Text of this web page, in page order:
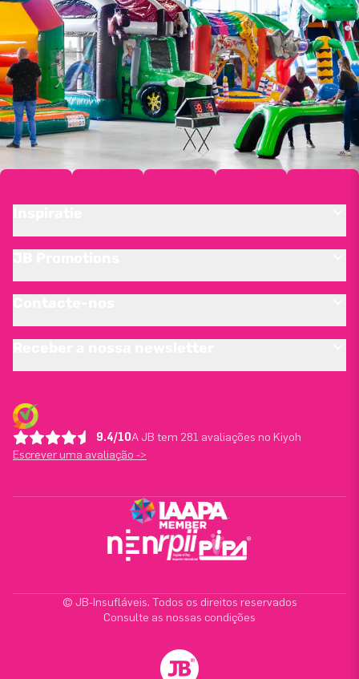
9.4/10A JB tem 281 avaliações no Kiyoh
Escrever uma avaliação ->
© JB-Insufláveis. Todos os direitos reservados
Consulte as nossas condições